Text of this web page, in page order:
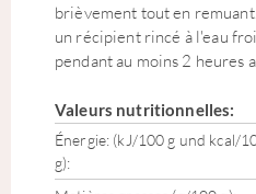
brièvement tout en
un récipient rincé à l'eau
pendant au moins 2 heures
Valeurs nutritionnelles:
Énergie: (kJ/100 g und kcal/
g):